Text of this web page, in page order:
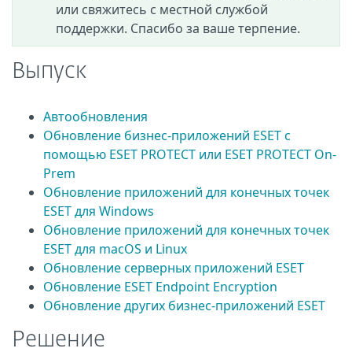
или свяжитесь с местной службой
поддержки. Спасибо за ваше терпение.
Выпуск
Автообновления
Обновление бизнес-приложений ESET с
помощью ESET PROTECT или ESET PROTECT On-
Prem
Обновление приложений для конечных точек
ESET для Windows
Обновление приложений для конечных точек
ESET для macOS и Linux
Обновление серверных приложений ESET
Обновление ESET Endpoint Encryption
Обновление других бизнес-приложений ESET
Решение